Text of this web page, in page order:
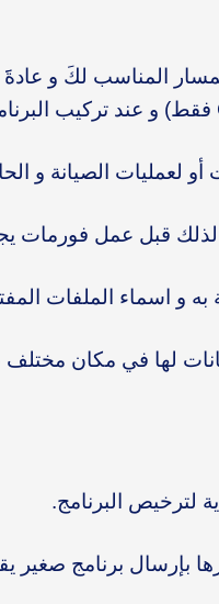
المناسب لكَ و
لعمليات الصيانة و
لذلك قبل عمل فورمات
و اسماء الملفات
لترخيص البرنامج.
برنامج صغير